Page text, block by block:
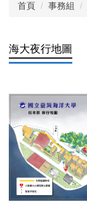
首頁 事務組
海大夜行地圖